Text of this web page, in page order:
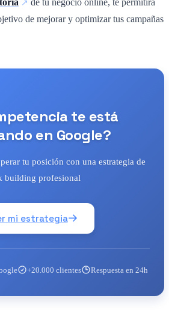
de mejorar y optimizar tus campañas
te está
en Google?
tu posición con una estrategia de
building profesional
mi estrategia
+20.000 clientes Respuesta en 24h